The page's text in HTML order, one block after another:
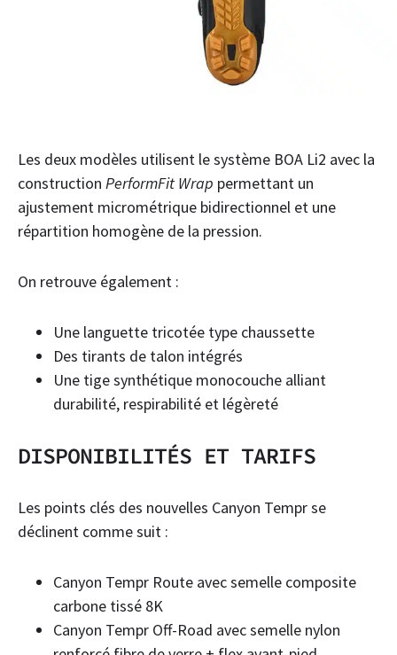
Les deux modèles utilisent le système BOA Li2 avec la
construction PerformFit Wrap permettant un
ajustement micrométrique bidirectionnel et une
répartition homogène de la pression.
On retrouve également :
Une languette tricotée type chaussette
Des tirants de talon intégrés
Une tige synthétique monocouche alliant
durabilité, respirabilité et légèreté
DISPONIBILITÉS ET TARIFS
Les points clés des nouvelles Canyon Tempr se
déclinent comme suit :
Canyon Tempr Route avec semelle composite
carbone tissé 8K
Canyon Tempr Off-Road avec semelle nylon